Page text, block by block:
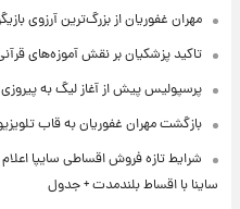
مهران غفوریان از بزرگ‌ترین آرزوی
تاکید پزشکیان بر نقش آموزه‌های
پرسپولیس پیش از آغاز لیگ به
بازگشت مهران غفوریان به قاب
شرایط تازه فروش اقساطی سایپا
ساینا با اقساط بلندمدت + جدول